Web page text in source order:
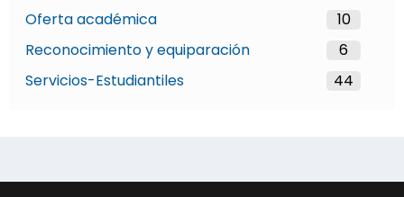
Oferta académica
10
Reconocimiento y equiparación
6
Servicios-Estudiantiles
44